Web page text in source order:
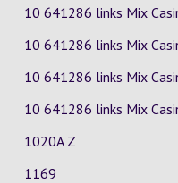
10 641286 links Mix
10 641286 links Mix
10 641286 links Mix
10 641286 links Mix
1020A Z
1169